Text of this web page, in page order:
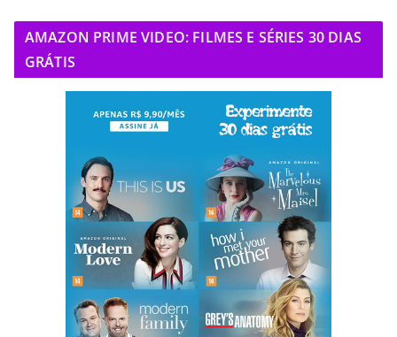
AMAZON PRIME VIDEO: FILMES E SÉRIES 30 DIAS
GRÁTIS